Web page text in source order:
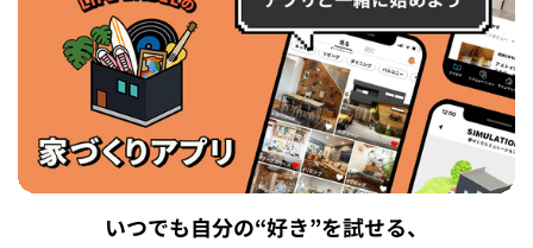
いつでも自分の“好き”を試せる、